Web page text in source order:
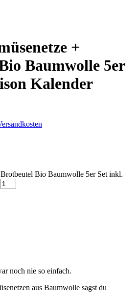
+
Baumwolle 5er
Kalender
Bio Baumwolle 5er Set inkl.
noch nie so einfach.
aus Baumwolle sagst du